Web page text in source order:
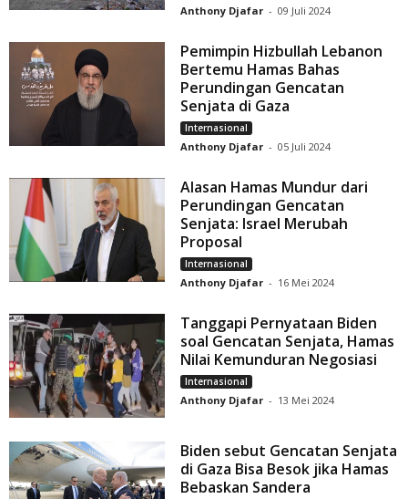
Anthony Djafar - 09 Juli 2024
Pemimpin Hizbullah Lebanon
Bertemu Hamas Bahas
Perundingan Gencatan
Senjata di Gaza
Internasional
Anthony Djafar - 05 Juli 2024
Alasan Hamas Mundur dari
Perundingan Gencatan
Senjata: Israel Merubah
Proposal
Internasional
Anthony Djafar - 16 Mei 2024
Tanggapi Pernyataan Biden
soal Gencatan Senjata, Hamas
Nilai Kemunduran Negosiasi
Internasional
Anthony Djafar - 13 Mei 2024
Biden sebut Gencatan Senjata
di Gaza Bisa Besok jika Hamas
Bebaskan Sandera